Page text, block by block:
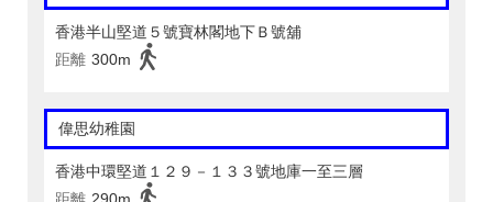
香港半山堅道５號寶林閣地下Ｂ號舖
距離 300m
偉思幼稚園
香港中環堅道１２９－１３３號地庫一至三層